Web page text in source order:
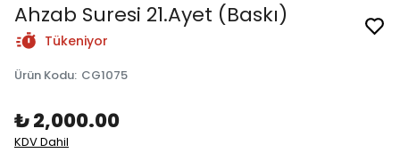
Ahzab Suresi 21.Ayet (Baskı)
Tükeniyor
Ürün Kodu: CG1075
₺ 2,000.00
KDV Dahil